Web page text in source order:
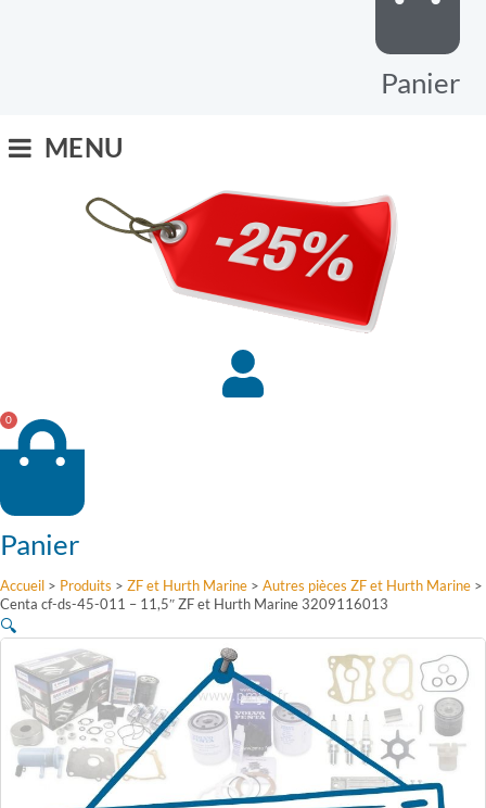
Panier
MENU
0
Panier
Accueil > Produits > ZF et Hurth Marine > Autres pièces ZF et Hurth Marine >
Centa cf-ds-45-011 – 11,5″ ZF et Hurth Marine 3209116013
🔍